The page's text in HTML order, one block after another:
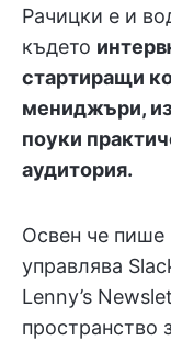
Рачицки е и
където
стартиращи
мениджъри,
поуки
аудитория.
Освен че пише
управлява
Lenny’s
пространство